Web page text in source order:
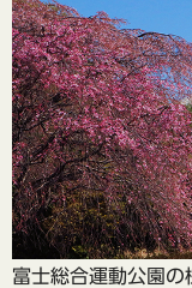
富士総合運動公園の